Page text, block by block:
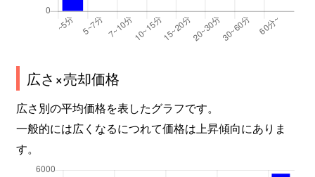
広さ×売却価格
広さ別の平均価格を表したグラフです。
一般的には広くなるにつれて価格は上昇傾向にありま
す。